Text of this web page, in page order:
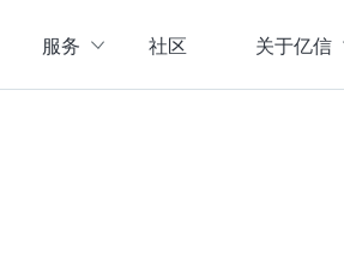
以元数据管理摸清家底，以资
服务 社区 关于亿信